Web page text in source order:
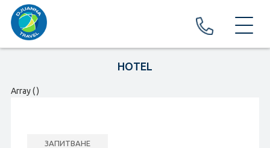
ПРАЗНИЦИ И ФЕСТИВАЛИ
HOTEL
Array ( )
ЗАПИТВАНЕ